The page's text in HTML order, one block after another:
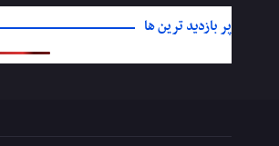
پر بازدید ترین ها